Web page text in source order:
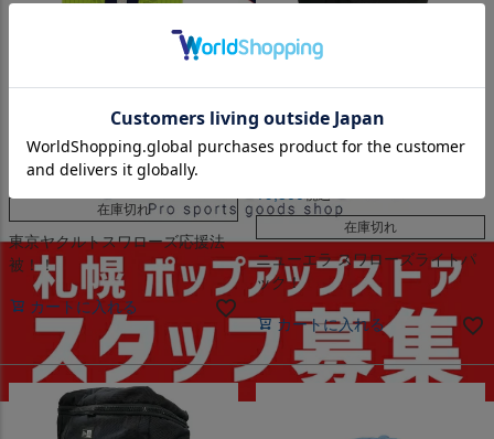
東京ヤクルトスワローズ応援法被！！
東京ヤクルトスワローズ グッズ
法被（燕） グリーン
5,500 税込
在庫切れ
東京ヤクルトスワローズ応援法
被！！
カートに入れる
ニューエラ スワローズライトパック！
東京ヤクルトスワローズ グッズ
Swallows ライトパック ニューエ
¥9,500税込
在庫切れ
ニューエラ スワローズライトパ
ック！
カートに入れる